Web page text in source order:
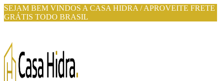
SEJAM BEM VINDOS A CASA HIDRA / APROVEITE FRETE
GRÁTIS TODO BRASIL